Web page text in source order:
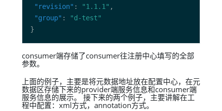
"revision" : "1.1.1"
"group" :
"d-test"
consumer端存储了consumer往注册中心填写的全部
参数。
上面的例子，主要是将元数据地址放在配置中心，在元
数据区存储下来的provider端服务信息和consumer端
服务信息的展示。 接下来的两个例子，主要讲解在工
程中配置：xml方式，annotation方式。